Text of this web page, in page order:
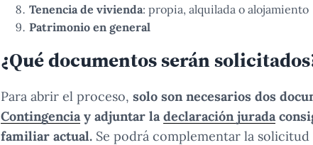
Tenencia de vivienda: propia, alquilada o alojamiento
Patrimonio en general
¿Qué documentos serán
Para abrir el proceso, solo son necesarios dos
Contingenciay adjuntar ladeclaración jurada
familiar actual. Se podrá complementar la